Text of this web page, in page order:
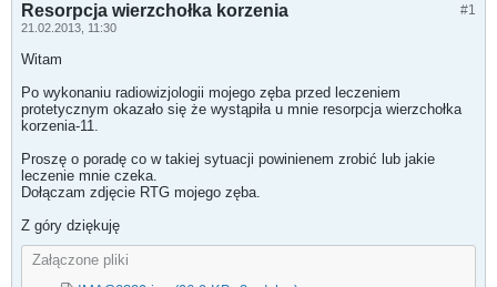
#1
Resorpcja wierzchołka korzenia
21.02.2013, 11:30
Witam
Po wykonaniu radiowizjologii mojego zęba przed leczeniem
protetycznym okazało się że wystąpiła u mnie resorpcja wierzchołka
korzenia-11.
Proszę o poradę co w takiej sytuacji powinienem zrobić lub jakie
leczenie mnie czeka.
Dołączam zdjęcie RTG mojego zęba.
Z góry dziękuję
Załączone pliki